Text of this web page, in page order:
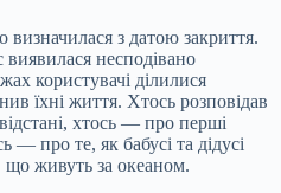
з датою закриття.
виявилася несподівано
користувачі ділилися
їхні життя. Хтось розповідав
хтось — про перші
— про те, як бабусі та дідусі
що живуть за океаном.